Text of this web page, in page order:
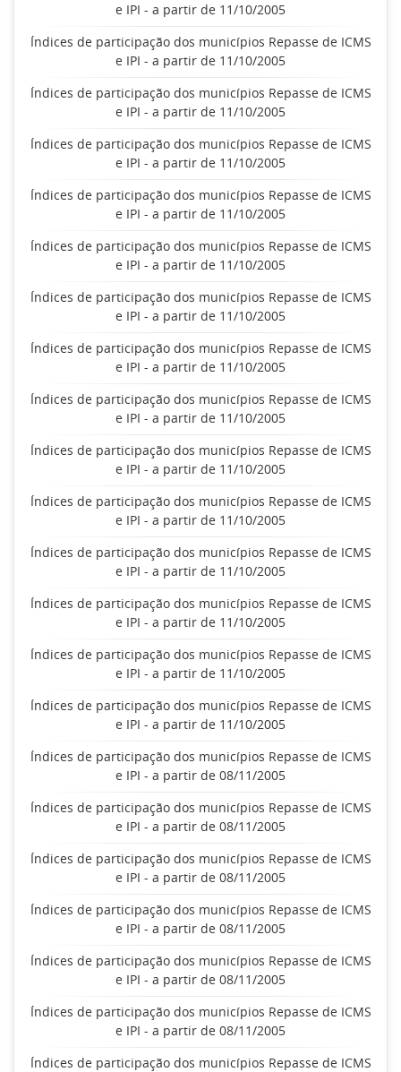
e IPI - a partir de 11/10/2005
Índices de participação dos municípios Repasse de ICMS
e IPI - a partir de 11/10/2005
Índices de participação dos municípios Repasse de ICMS
e IPI - a partir de 11/10/2005
Índices de participação dos municípios Repasse de ICMS
e IPI - a partir de 11/10/2005
Índices de participação dos municípios Repasse de ICMS
e IPI - a partir de 11/10/2005
Índices de participação dos municípios Repasse de ICMS
e IPI - a partir de 11/10/2005
Índices de participação dos municípios Repasse de ICMS
e IPI - a partir de 11/10/2005
Índices de participação dos municípios Repasse de ICMS
e IPI - a partir de 11/10/2005
Índices de participação dos municípios Repasse de ICMS
e IPI - a partir de 11/10/2005
Índices de participação dos municípios Repasse de ICMS
e IPI - a partir de 11/10/2005
Índices de participação dos municípios Repasse de ICMS
e IPI - a partir de 11/10/2005
Índices de participação dos municípios Repasse de ICMS
e IPI - a partir de 11/10/2005
Índices de participação dos municípios Repasse de ICMS
e IPI - a partir de 11/10/2005
Índices de participação dos municípios Repasse de ICMS
e IPI - a partir de 11/10/2005
Índices de participação dos municípios Repasse de ICMS
e IPI - a partir de 11/10/2005
Índices de participação dos municípios Repasse de ICMS
e IPI - a partir de 08/11/2005
Índices de participação dos municípios Repasse de ICMS
e IPI - a partir de 08/11/2005
Índices de participação dos municípios Repasse de ICMS
e IPI - a partir de 08/11/2005
Índices de participação dos municípios Repasse de ICMS
e IPI - a partir de 08/11/2005
Índices de participação dos municípios Repasse de ICMS
e IPI - a partir de 08/11/2005
Índices de participação dos municípios Repasse de ICMS
e IPI - a partir de 08/11/2005
Índices de participação dos municípios Repasse de ICMS